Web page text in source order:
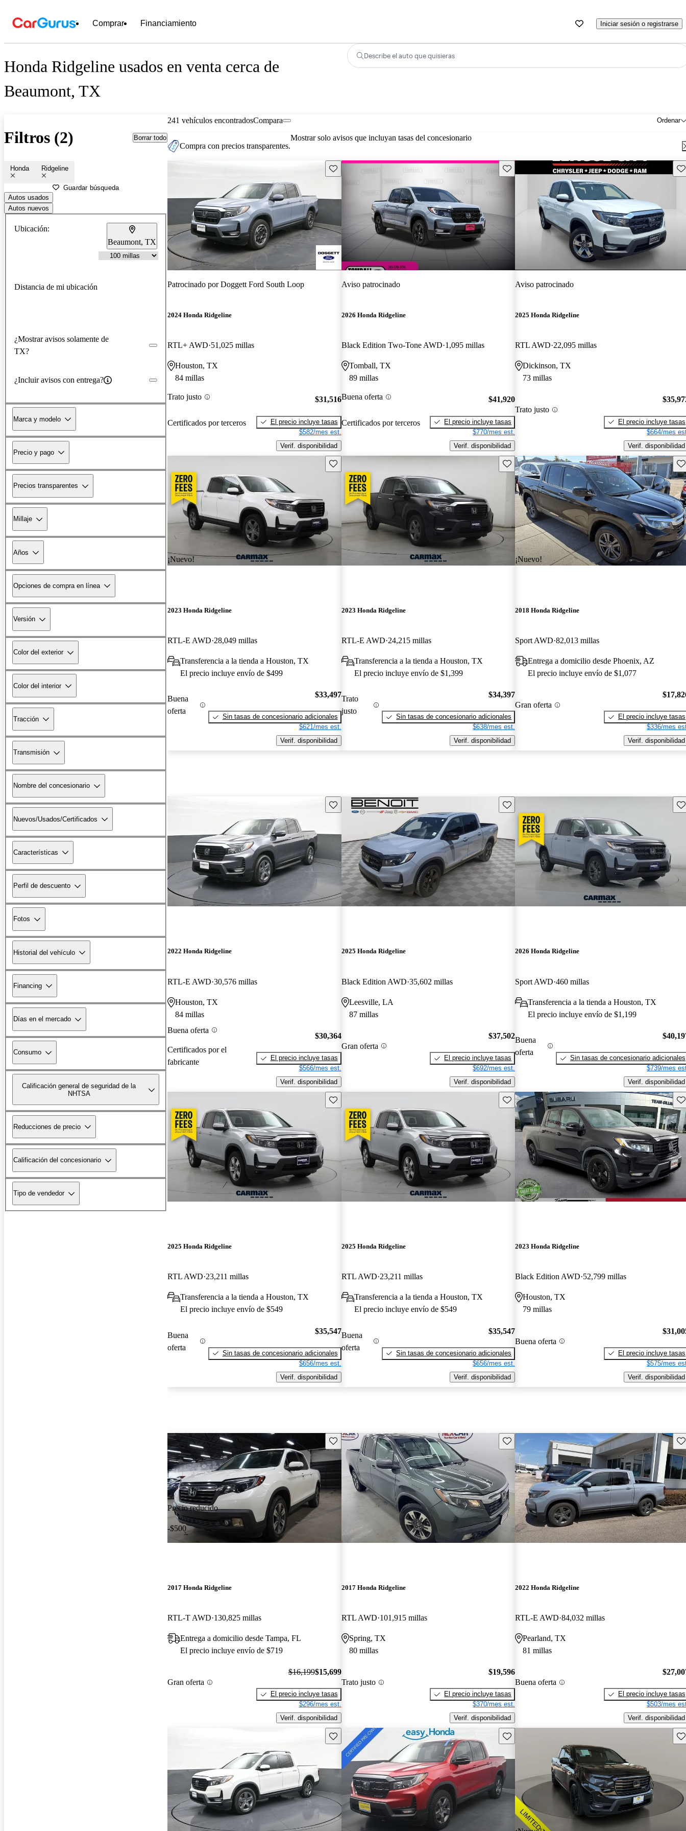
Comprar Financiamiento Iniciar sesión o registrarse
Honda Ridgeline usados en venta cerca de
Beaumont, TX
Describe el auto que quisieras
Filtros (2) Borrar todo
Honda Ridgeline
Guardar búsqueda
Autos usados
Autos nuevos
Ubicación:
Beaumont, TX
Distancia de mi ubicación
¿Mostrar avisos solamente de
TX?
¿Incluir avisos con entrega?
Marca y modelo
Precio y pago
Precios transparentes
Millaje
Años
Opciones de compra en línea
Versión
Color del exterior
Color del interior
Tracción
Transmisión
Nombre del concesionario
Nuevos/Usados/Certificados
Características
Perfil de descuento
Fotos
Historial del vehículo
Financing
Días en el mercado
Consumo
Calificación general de seguridad de la
NHTSA
Reducciones de precio
Calificación del concesionario
Tipo de vendedor
241 vehículos encontrados Ordenar
Compara
Compra con precios transparentes.
Mostrar solo avisos que incluyan tasas del concesionario
Guarda este Aviso
Patrocinado porDoggett Ford South Loop
2024 Honda Ridgeline
RTL+ AWD 51,025 millas
Houston, TX
84 millas
Trato justo
Certificados por terceros
$31,516
El precio incluye tasas
$582/mes est.
Verif. disponibilidad
Guarda este Aviso
Aviso patrocinado
2026 Honda Ridgeline
Black Edition Two-Tone AWD 1,095 millas
Tomball, TX
89 millas
Buena oferta
Certificados por terceros
$41,920
El precio incluye tasas
$770/mes est.
Verif. disponibilidad
Aviso patrocinado
2025 Honda Ridgeline
RTL AWD 22,095 millas
Dickinson, TX
73 millas
Trato justo
El precio incluye tasas
$664/mes
Verif. disponibilidad
¡Nuevo!
Guarda este Aviso
2023 Honda Ridgeline
RTL-E AWD 28,049 millas
Transferencia a la tienda a Houston, TX
El precio incluye envío de $499
Buena
oferta
$33,497
Sin tasas de concesionario adicionales
$621/mes est.
Verif. disponibilidad
Guarda este Aviso
2023 Honda Ridgeline
RTL-E AWD 24,215 millas
Transferencia a la tienda a Houston, TX
El precio incluye envío de $1,399
Trato
justo
$34,397
Sin tasas de concesionario adicionales
$638/mes est.
Verif. disponibilidad
¡Nuevo!
2018 Honda Ridgeline
Sport AWD 82,013 millas
Entrega a domicilio desde Phoenix, AZ
El precio incluye envío de $1,077
Gran oferta
El precio incluye tasas
$336/mes
Verif. disponibilidad
Guarda este Aviso
2022 Honda Ridgeline
RTL-E AWD 30,576 millas
Houston, TX
84 millas
Buena oferta
Certificados por el
fabricante
$30,364
El precio incluye tasas
$566/mes est.
Verif. disponibilidad
Guarda este Aviso
2025 Honda Ridgeline
Black Edition AWD 35,602 millas
Leesville, LA
87 millas
Gran oferta
$37,502
El precio incluye tasas
$692/mes est.
Verif. disponibilidad
2026 Honda Ridgeline
Sport AWD 460 millas
Transferencia a la tienda a Houston, TX
El precio incluye envío de $1,199
Buena
oferta
Sin tasas de concesionario adicionales
$739/mes
Verif. disponibilidad
Guarda este Aviso
2025 Honda Ridgeline
RTL AWD 23,211 millas
Transferencia a la tienda a Houston, TX
El precio incluye envío de $549
Buena
oferta
$35,547
Sin tasas de concesionario adicionales
$656/mes est.
Verif. disponibilidad
Guarda este Aviso
2025 Honda Ridgeline
RTL AWD 23,211 millas
Transferencia a la tienda a Houston, TX
El precio incluye envío de $549
Buena
oferta
$35,547
Sin tasas de concesionario adicionales
$656/mes est.
Verif. disponibilidad
2023 Honda Ridgeline
Black Edition AWD 52,799 millas
Houston, TX
79 millas
Buena oferta
El precio incluye tasas
$575/mes
Verif. disponibilidad
Precio reducido
-$500
Guarda este Aviso
2017 Honda Ridgeline
RTL-T AWD 130,825 millas
Entrega a domicilio desde Tampa, FL
El precio incluye envío de $719
Gran oferta
$16,199$15,699
El precio incluye tasas
$296/mes est.
Verif. disponibilidad
Guarda este Aviso
2017 Honda Ridgeline
RTL AWD 101,915 millas
Spring, TX
80 millas
Trato justo
$19,596
El precio incluye tasas
$370/mes est.
Verif. disponibilidad
2022 Honda Ridgeline
RTL-E AWD 84,032 millas
Pearland, TX
81 millas
Buena oferta
El precio incluye tasas
$503/mes
Verif. disponibilidad
Guarda este Aviso Guarda este Aviso